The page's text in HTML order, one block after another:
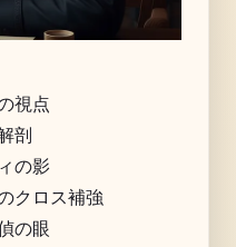
視点
剖
の影
クロス補強
の眼